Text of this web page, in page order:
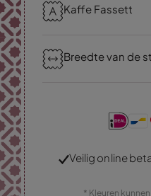
Kaffe Fassett
Breedte van de
Veilig online
* Kleuren